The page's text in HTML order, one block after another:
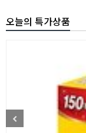
오늘의 특가상품